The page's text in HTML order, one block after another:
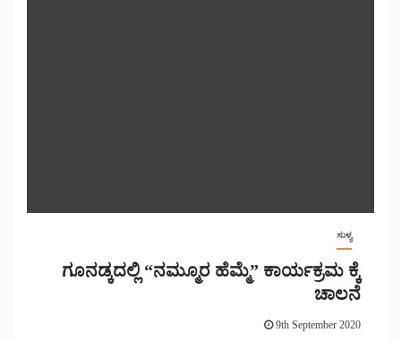
ಸುಳ್ಯ
ಗೂನಡ್ಕದಲ್ಲಿ “ನಮ್ಮೂರ ಹೆಮ್ಮೆ” ಕಾರ್ಯಕ್ರಮ ಕ್ಕೆ
ಚಾಲನೆ
9th September 2020